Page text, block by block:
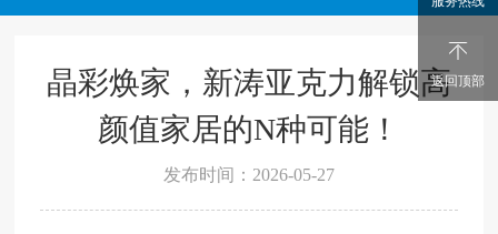
晶彩焕家，新涛亚克力解锁高
颜值家居的N种可能！
发布时间：2026-05-27
返回顶部